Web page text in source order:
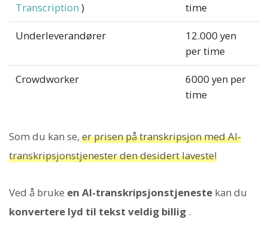
Transcription )
time
Underleverandører
12.000 yen
per time
Crowdworker
6000 yen per
time
Som du kan se, er prisen på transkripsjon med AI-
transkripsjonstjenester den desidert laveste!
Ved å bruke en AI-transkripsjonstjeneste kan du
konvertere lyd til tekst veldig billig .